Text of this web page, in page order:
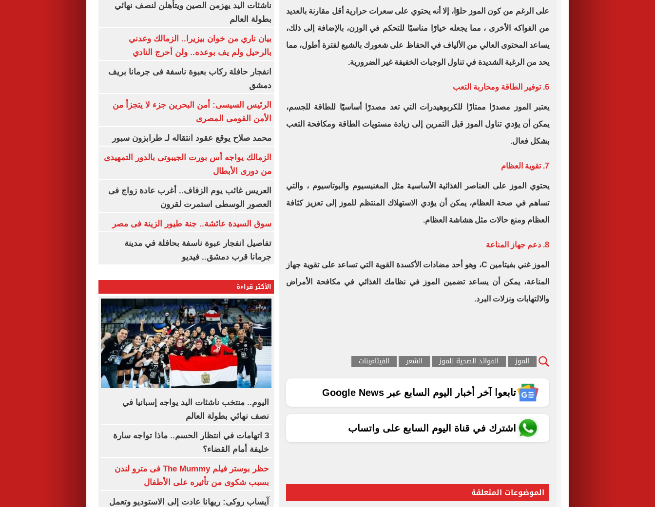
على الرغم من كون الموز حلوًا، إلا أنه يحتوي على سعرات حرارية أقل مقارنة بالعديد
من الفواكه الأخرى ، مما يجعله خيارًا مناسبًا للتحكم في الوزن، بالإضافة إلى ذلك،
يساعد المحتوى العالي من الألياف في الحفاظ على شعورك بالشبع لفترة أطول، مما
يحد من الرغبة الشديدة في تناول الوجبات الخفيفة غير الضرورية.
6. توفير الطاقة ومحاربة التعب
يعتبر الموز مصدرًا ممتازًا للكربوهيدرات التي تعد مصدرًا أساسيًا للطاقة للجسم،
يمكن أن يؤدي تناول الموز قبل التمرين إلى زيادة مستويات الطاقة ومكافحة التعب
بشكل فعال.
7. تقوية العظام
يحتوي الموز على العناصر الغذائية الأساسية مثل المغنيسيوم والبوتاسيوم ، والتي
تساهم في صحة العظام، يمكن أن يؤدي الاستهلاك المنتظم للموز إلى تعزيز كثافة
العظام ومنع حالات مثل هشاشة العظام.
8. دعم جهاز المناعة
الموز غني بفيتامين C، وهو أحد مضادات الأكسدة القوية التي تساعد على تقوية جهاز
المناعة، يمكن أن يساعد تضمين الموز في نظامك الغذائي في مكافحة الأمراض
والالتهابات ونزلات البرد.
الموز الفوائد الصحية للموز الشعر الفيتامينات
تابعوا آخر أخبار اليوم السابع عبر Google News
اشترك في قناة اليوم السابع على واتساب
الموضوعات المتعلقة
ناشئات اليد يهزمن الصين ويتأهلن لنصف نهائي
بطولة العالم
بيان ناري من خوان بيزيرا.. الزمالك وعدني
بالرحيل ولم يف بوعده.. ولن أحرج النادي
انفجار حافلة ركاب بعبوة ناسفة فى جرمانا بريف
دمشق
الرئيس السيسى: أمن البحرين جزء لا يتجزأ من
الأمن القومى المصرى
محمد صلاح يوقع عقود انتقاله لـ طرابزون سبور
الزمالك يواجه أس بورت الجيبوتى بالدور التمهيدى
من دورى الأبطال
العريس غائب يوم الزفاف.. أغرب عادة زواج فى
العصور الوسطى استمرت لقرون
سوق السيدة عائشة.. جنة طيور الزينة فى مصر
تفاصيل انفجار عبوة ناسفة بحافلة في مدينة
جرمانا قرب دمشق.. فيديو
الأكثر قراءة
اليوم.. منتخب ناشئات اليد يواجه إسبانيا في
نصف نهائي بطولة العالم
3 اتهامات في انتظار الحسم.. ماذا تواجه سارة
خليفة أمام القضاء؟
حظر بوستر فيلم The Mummy فى مترو لندن
بسبب شكوى من تأثيره على الأطفال
آيساب روكى: ريهانا عادت إلى الاستوديو وتعمل